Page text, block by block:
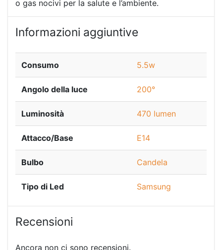
o gas nocivi per la salute e l’ambiente.
Informazioni aggiuntive
Consumo 5.5w
Angolo della luce 200°
Luminosità 470 lumen
Attacco/Base E14
Bulbo Candela
Tipo di Led Samsung
Recensioni
Ancora non ci sono recensioni.